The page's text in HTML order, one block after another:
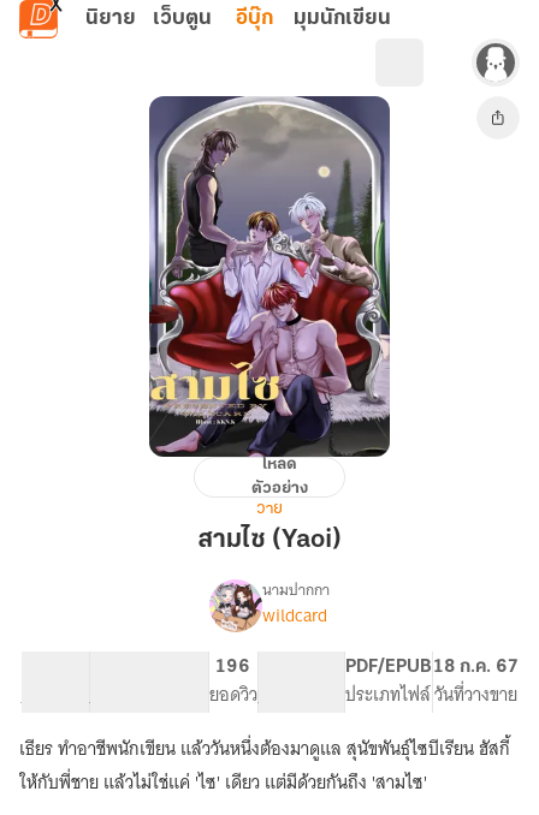
ข้ามไปยังเนื้อหาหลัก
นิยาย เว็บตูน อีบุ๊ก มุมนักเขียน
โหลด
ตัวอย่าง
วาย
สามไซ (Yaoi)
เรื่อง
นามปากกา
wildcard
จำนวนคำ จำนวนหน้า (A5)
196
ยอดวิวระดับเนื้อหา
PDF/EPUB
ประเภทไฟล์
18 ก.ค. 67
วันที่วางขาย
เธียร ทำอาชีพนักเขียน แล้ววันหนึ่งต้องมาดูแล สุนัขพันธุ์ไซบีเรียน ฮัสกี้